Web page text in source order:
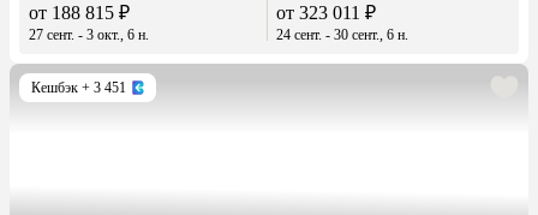
от 188 815 ₽
27 сент. - 3 окт., 6 н.
от 323 011 ₽
24 сент. - 30 сент., 6 н.
Кешбэк + 3 451